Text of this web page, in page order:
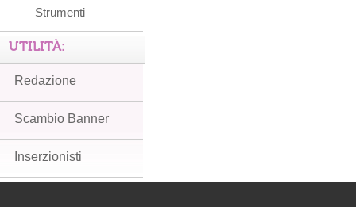
Strumenti
UTILITÀ:
Redazione
Scambio Banner
Inserzionisti